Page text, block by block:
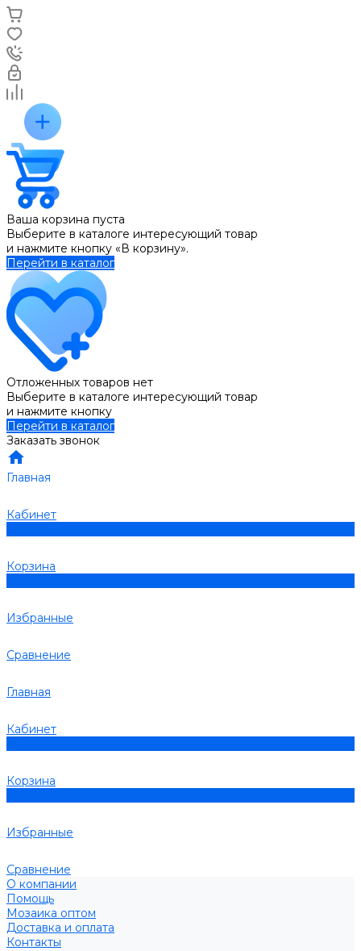
Ваша корзина пуста
Выберите в каталоге интересующий товар
и нажмите кнопку «В корзину».
Перейти в каталог
Отложенных товаров нет
Выберите в каталоге интересующий товар
и нажмите кнопку
Перейти в каталог
Заказать звонок
Главная
Кабинет
Корзина
Избранные
Сравнение
Главная
Кабинет
Корзина
Избранные
Сравнение
О компании
Помощь
Мозаика оптом
Доставка и оплата
Контакты